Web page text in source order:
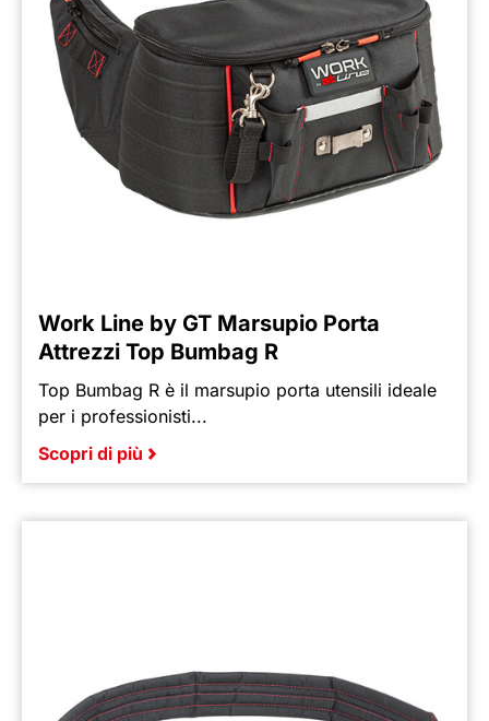
Work Line by GT Marsupio Porta
Attrezzi Top Bumbag R
Top Bumbag R è il marsupio porta utensili ideale
per i professionisti...
Scopri di più